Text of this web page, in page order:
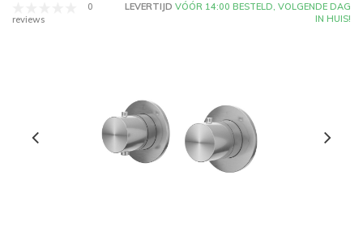
0
reviews
LEVERTIJD VÓÓR 14:00 BESTELD, VOLGENDE DAG
IN HUIS!